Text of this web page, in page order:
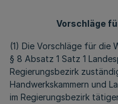
Vorschläge
(1) Die Vorschläge für die
§ 8 Absatz 1 Satz 1
Regierungsbezirk
Handwerkskammern und
im Regierungsbezirk